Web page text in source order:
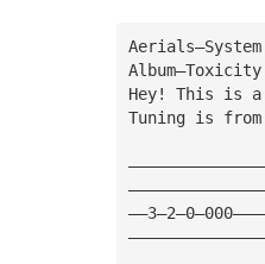
Album—Toxicity
Hey! This is
Tuning is